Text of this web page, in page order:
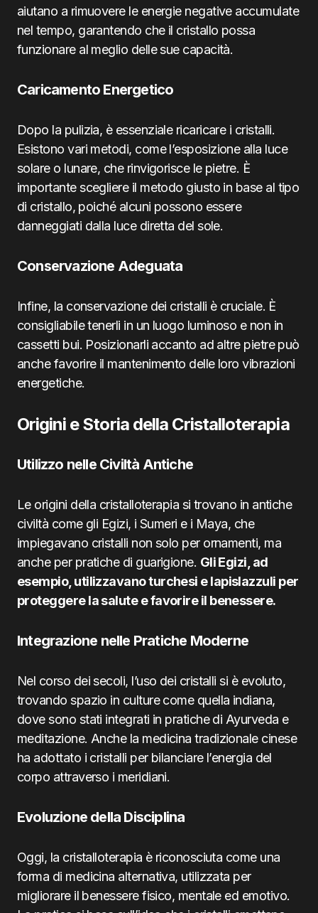
aiutano a rimuovere le energie negative accumulate
nel tempo, garantendo che il cristallo possa
funzionare al meglio delle sue capacità.
Caricamento Energetico
Dopo la pulizia, è essenziale ricaricare i cristalli.
Esistono vari metodi, come l’esposizione alla luce
solare o lunare, che rinvigorisce le pietre. È
importante scegliere il metodo giusto in base al tipo
di cristallo, poiché alcuni possono essere
danneggiati dalla luce diretta del sole.
Conservazione Adeguata
Infine, la conservazione dei cristalli è cruciale. È
consigliabile tenerli in un luogo luminoso e non in
cassetti bui. Posizionarli accanto ad altre pietre può
anche favorire il mantenimento delle loro vibrazioni
energetiche.
Origini e Storia della Cristalloterapia
Utilizzo nelle Civiltà Antiche
Le origini della cristalloterapia si trovano in antiche
civiltà come gli Egizi, i Sumeri e i Maya, che
impiegavano cristalli non solo per ornamenti, ma
anche per pratiche di guarigione. Gli Egizi, ad
esempio, utilizzavano turchesi e lapislazzuli per
proteggere la salute e favorire il benessere.
Integrazione nelle Pratiche Moderne
Nel corso dei secoli, l’uso dei cristalli si è evoluto,
trovando spazio in culture come quella indiana,
dove sono stati integrati in pratiche di Ayurveda e
meditazione. Anche la medicina tradizionale cinese
ha adottato i cristalli per bilanciare l’energia del
corpo attraverso i meridiani.
Evoluzione della Disciplina
Oggi, la cristalloterapia è riconosciuta come una
forma di medicina alternativa, utilizzata per
migliorare il benessere fisico, mentale ed emotivo.